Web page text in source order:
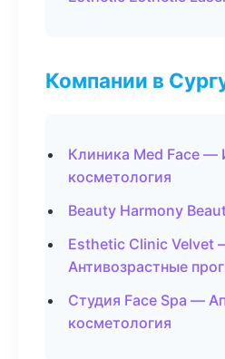
Компании в
Клиника Med Face —
косметология
Beauty Harmony
Esthetic Clinic Velvet
Антивозрастные
Студия Face Spa —
косметология